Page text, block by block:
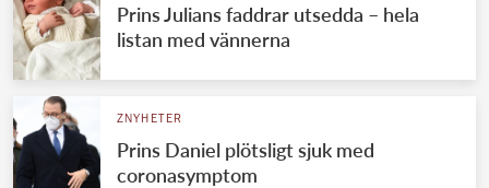
Svenska kungahuset
Brittiska kungahuset
Danska kungahuset
Spanska kungahuset
REDAKTION
Prins Julians faddrar utsedda – hela
listan med vännerna
ZNYHETER
Prins Daniel plötsligt sjuk med
coronasymptom